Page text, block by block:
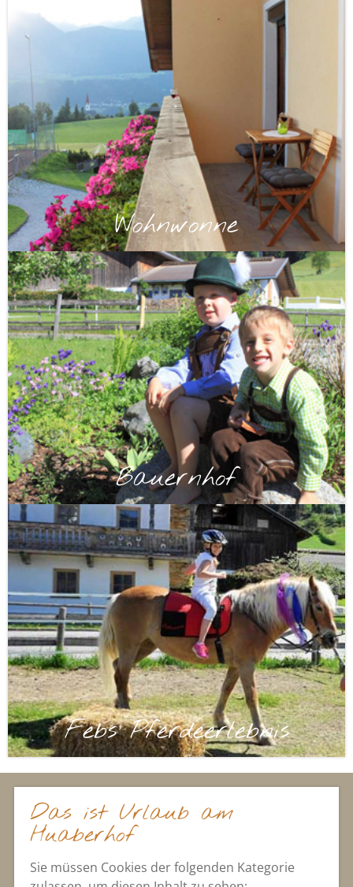
Wohnwonne
Bauernhof
Febs Pferdeerlebnis
Das ist Urlaub am
Huaberhof
Sie müssen Cookies der folgenden Kategorie